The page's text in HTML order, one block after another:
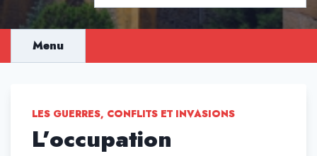
Menu
LES GUERRES, CONFLITS ET INVASIONS
L’occupation